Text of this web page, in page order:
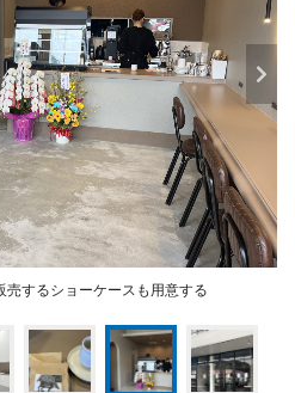
するショーケースも用意する